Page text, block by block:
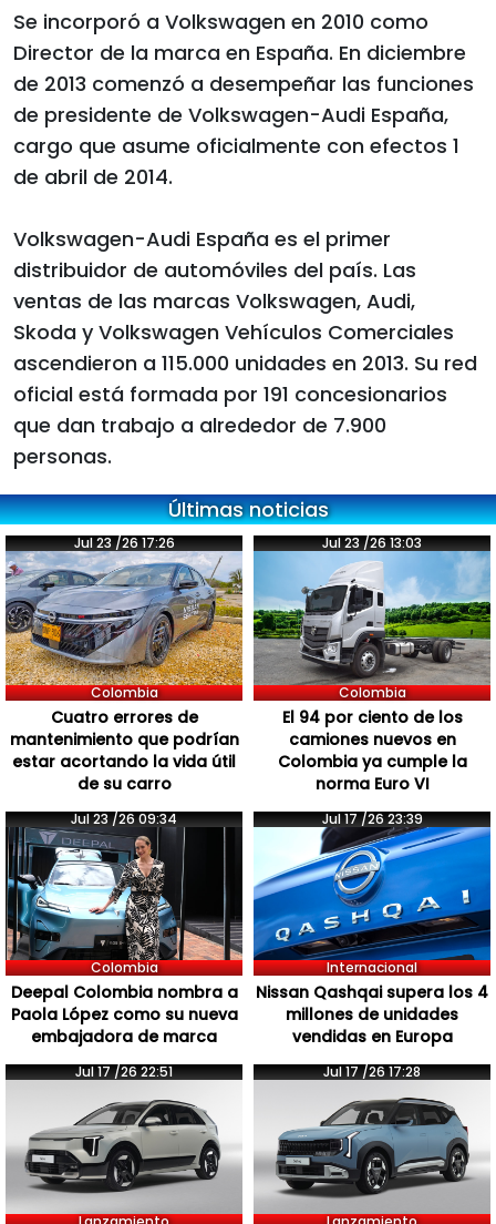
Se incorporó a Volkswagen en 2010 como
Director de la marca en España. En diciembre
de 2013 comenzó a desempeñar las funciones
de presidente de Volkswagen-Audi España,
cargo que asume oficialmente con efectos 1
de abril de 2014.
Volkswagen-Audi España es el primer
distribuidor de automóviles del país. Las
ventas de las marcas Volkswagen, Audi,
Skoda y Volkswagen Vehículos Comerciales
ascendieron a 115.000 unidades en 2013. Su red
oficial está formada por 191 concesionarios
que dan trabajo a alrededor de 7.900
personas.
Últimas noticias
Jul 23 /26 17:26
Colombia
Cuatro errores de
mantenimiento que podrían
estar acortando la vida útil
de su carro
Jul 23 /26 13:03
Colombia
El 94 por ciento de los
camiones nuevos en
Colombia ya cumple la
norma Euro VI
Jul 23 /26 09:34
Colombia
Deepal Colombia nombra a
Paola López como su nueva
embajadora de marca
Jul 17 /26 23:39
Internacional
Nissan Qashqai supera los 4
millones de unidades
vendidas en Europa
Jul 17 /26 22:51 Jul 17 /26 17:28